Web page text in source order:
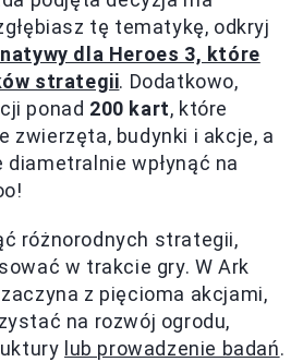
tę tematykę, odkryj
dla Heroes 3, które
strategii. Dodatkowo,
ponad 200 kart, które
zwierzęta, budynki i akcje, a
diametralnie wpłynąć na
różnorodnych strategii,
w trakcie gry. W Ark
z pięcioma akcjami,
na rozwój ogrodu,
lub prowadzenie badań.